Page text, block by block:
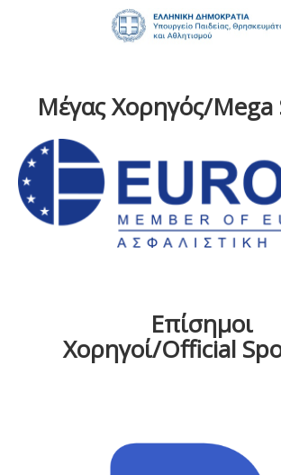
Μέγας Χορηγός/Mega
Επίσημοι
Χορηγοί/Official